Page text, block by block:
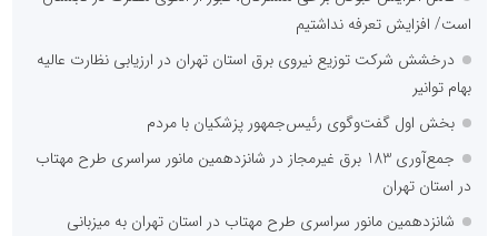
است/ افزایش تعرفه نداشتیم
درخشش شرکت توزیع نیروی برق استان تهران در ارزیابی نظارت عالیه
بهام توانیر
بخش اول گفت‌وگوی رئیس‌جمهور پزشکیان با مردم
جمع‌آوری 183 برق غیرمجاز در شانزدهمین مانور سراسری طرح مهتاب
در استان تهران
شانزدهمین مانور سراسری طرح مهتاب در استان تهران به میزبانی